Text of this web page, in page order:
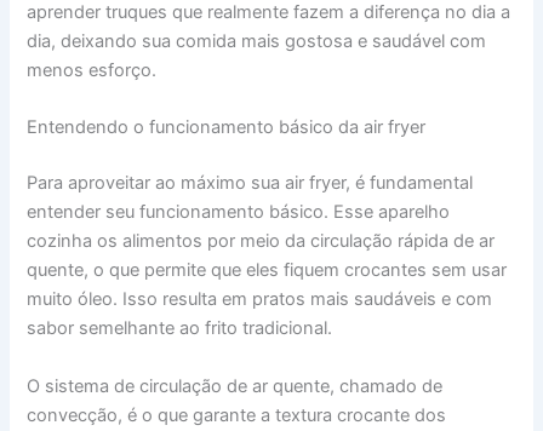
aprender truques que realmente fazem a diferença no dia a
dia, deixando sua comida mais gostosa e saudável com
menos esforço.
Entendendo o funcionamento básico da air fryer
Para aproveitar ao máximo sua air fryer, é fundamental
entender seu funcionamento básico. Esse aparelho
cozinha os alimentos por meio da circulação rápida de ar
quente, o que permite que eles fiquem crocantes sem usar
muito óleo. Isso resulta em pratos mais saudáveis e com
sabor semelhante ao frito tradicional.
O sistema de circulação de ar quente, chamado de
convecção, é o que garante a textura crocante dos